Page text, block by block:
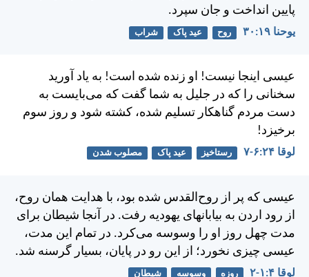
پايين انداخت و جان سپرد.
يوحنا ۱۹:‏۳۰ روح عید پاک شراب
عيسی اينجا نيست! او زنده شده است! به یاد آوريد
سخنانی را كه در جليل به شما گفت كه می‌بايست به
دست مردم گناهكار تسليم شده، كشته شود و روز سوم
برخيزد!
لوقا ۲۴:‏۶-‏۷ رستاخیز عید پاک مصلوب شدن
عيسی كه پر از روح‌القدس شده بود، با هدايت همان روح،
از رود اردن به بيابانهای يهوديه رفت. در آنجا شيطان برای
مدت چهل روز او را وسوسه می‌كرد. در تمام اين مدت،
عيسی چيزی نخورد؛ از این رو در پايان، بسيار گرسنه شد.
لوقا ۴:‏۱-‏۲ روزه وسوسه شیطان